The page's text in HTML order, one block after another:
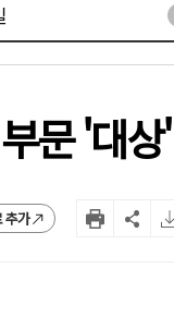
문 '대상'
추가